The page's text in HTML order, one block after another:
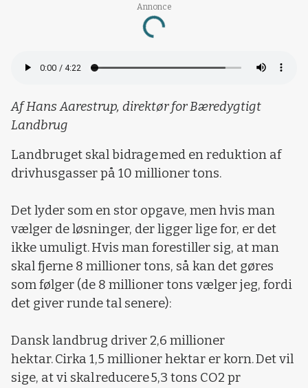
Annonce
Loading...
Af Hans Aarestrup, direktør for Bæredygtigt
Landbrug
Landbruget skal bidrage med en reduktion af
drivhusgasser på 10 millioner tons.
Det lyder som en stor opgave, men hvis man
vælger de løsninger, der ligger lige for, er det
ikke umuligt. Hvis man forestiller sig, at man
skal fjerne 8 millioner tons, så kan det gøres
som følger (de 8 millioner tons vælger jeg, fordi
det giver runde tal senere):
Dansk landbrug driver 2,6 millioner
hektar. Cirka 1,5 millioner hektar er korn. Det vil
sige, at vi skal reducere 5,3 tons CO2 pr